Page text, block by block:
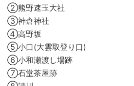
②熊野速玉大社
③神倉神社
④高野坂
⑤小口(大雲取登り口)
⑥小和瀬渡し場跡
⑦石堂茶屋跡